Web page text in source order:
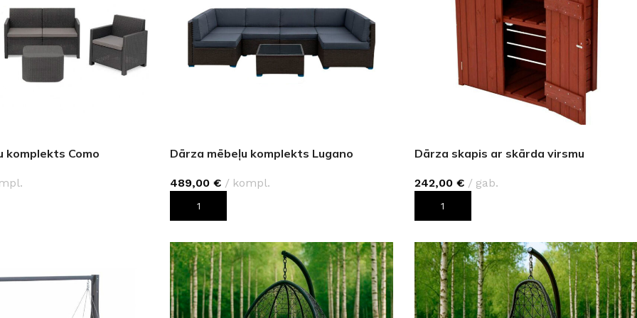
Mozaīkas
FLĪŽU KOLEKCIJAS
IESKATIES!
Apakšklāji
Grīdlīstes un aksesuāri
komplekts Como Dārza mēbeļu komplekts Lugano
489,00 € kompl.
PIEVIENOT GROZAM
Dārza skapis ar skārda virsmu
242,00 € gab.
PIEVIENOT GROZAM